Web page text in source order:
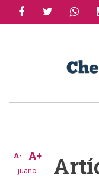
facebooktwitter
juanc
A- A+